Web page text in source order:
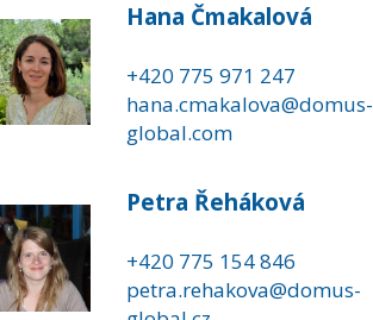
Hana Čmakalová
+420 775 971 247
hana.cmakalova@domus-
global.com
Petra Řeháková
+420 775 154 846
petra.rehakova@domus-